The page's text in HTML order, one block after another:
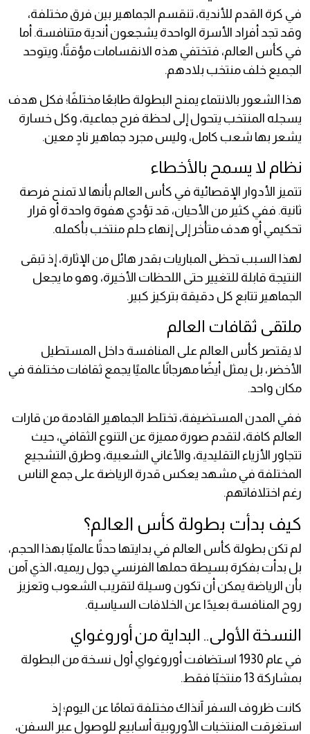
في كرة القدم للأندية، تنقسم الجماهير بين فرق مختلفة،
وقد تجد أفراد الأسرة الواحدة يشجعون أندية متنافسة. أما
في كأس العالم، فتختفي هذه الانقسامات مؤقتًا، ويتوحد
الجميع خلف منتخب بلادهم.
هذا الشعور بالانتماء يمنح البطولة طابعًا مختلفًا؛ فكل هدف
يسجله المنتخب يتحول إلى لحظة فرح جماعية، وكل خسارة
يشعر بها شعب كامل، وليس مجرد جماهير نادٍ معين.
نظام لا يسمح بالأخطاء
تتميز الأدوار الإقصائية في كأس العالم بأنها لا تمنح فرصة
ثانية. ففي كثير من الأحيان، قد تؤدي هفوة واحدة أو قرار
تحكيمي أو هدف متأخر إلى إنهاء حلم منتخب بأكمله.
لهذا السبب تحظى المباريات بقدر هائل من الإثارة، إذ تبقى
النتيجة قابلة للتغيير حتى اللحظات الأخيرة، وهو ما يجعل
الجماهير تتابع كل دقيقة بتركيز كبير.
ملتقى ثقافات العالم
لا يقتصر كأس العالم على المنافسة داخل المستطيل
الأخضر، بل يمثل أيضًا مهرجانًا عالميًا يجمع ثقافات مختلفة في
مكان واحد.
ففي المدن المستضيفة، تختلط الجماهير القادمة من قارات
العالم كافة، لتقدم صورة مميزة عن التنوع الثقافي، حيث
تتجاور الأزياء التقليدية، والأغاني الشعبية، وطرق التشجيع
المختلفة في مشهد يعكس قدرة الرياضة على جمع الناس
رغم اختلافاتهم.
كيف بدأت بطولة كأس العالم؟
لم تكن بطولة كأس العالم في بدايتها حدثًا عالميًا بهذا الحجم،
بل بدأت بفكرة بسيطة حملها الفرنسي جول ريميه، الذي آمن
بأن الرياضة يمكن أن تكون وسيلة لتقريب الشعوب وتعزيز
روح المنافسة بعيدًا عن الخلافات السياسية.
النسخة الأولى.. البداية من أوروغواي
في عام 1930 استضافت أوروغواي أول نسخة من البطولة
بمشاركة 13 منتخبًا فقط.
كانت ظروف السفر آنذاك مختلفة تمامًا عن اليوم؛ إذ
استغرقت المنتخبات الأوروبية أسابيع للوصول عبر السفن،